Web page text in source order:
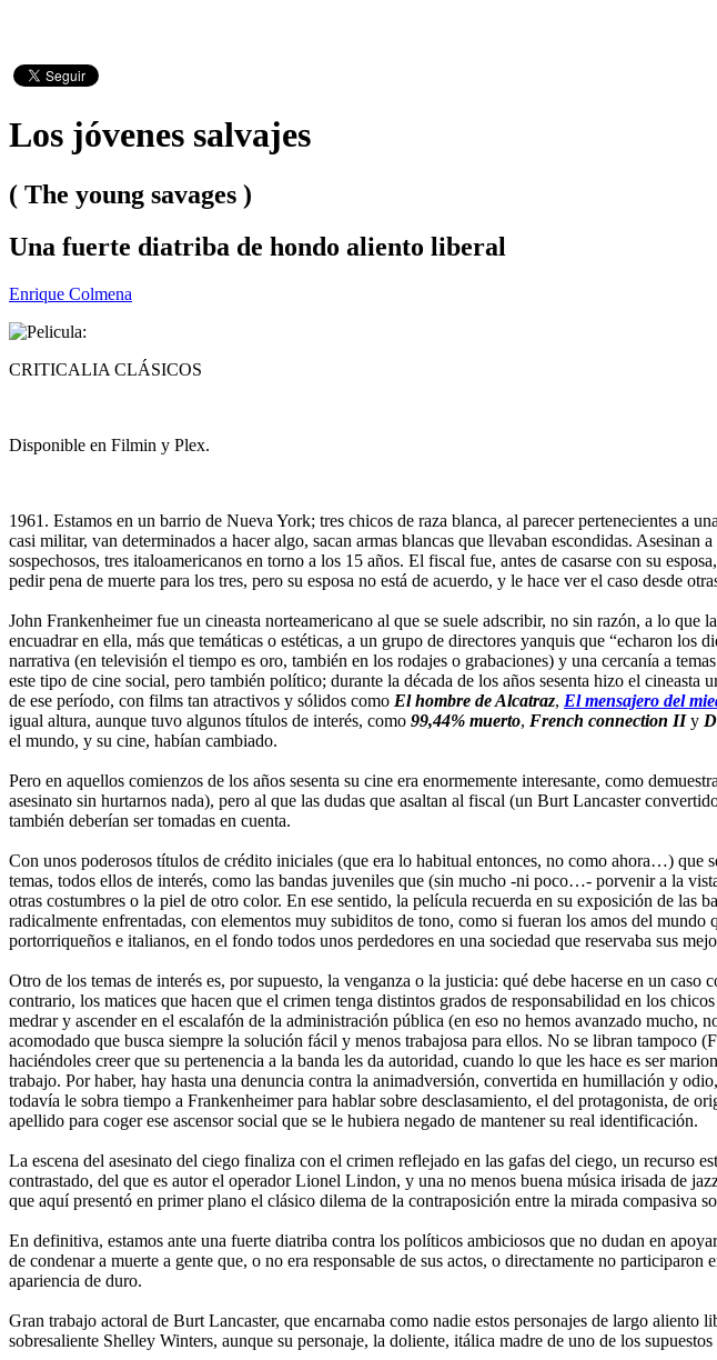
Los jóvenes salvajes
( The young savages )
Una fuerte diatriba de hondo aliento liberal
Enrique Colmena
CRITICALIA CLÁSICOS
Disponible en Filmin y Plex.
1961. Estamos en un barrio de Nueva York; tres chicos de raza blanca, al parecer pertenecientes a
casi militar, van determinados a hacer algo, sacan armas blancas que llevaban escondidas.
sospechosos, tres italoamericanos en torno a los 15 años. El fiscal fue, antes de casarse con su
pedir pena de muerte para los tres, pero su esposa no está de acuerdo, y le hace ver el caso desde
John Frankenheimer fue un cineasta norteamericano al que se suele adscribir, no sin razón, a lo
encuadrar en ella, más que temáticas o estéticas, a un grupo de directores yanquis que “echaron
narrativa (en televisión el tiempo es oro, también en los rodajes o grabaciones) y una cercanía a
este tipo de cine social, pero también político; durante la década de los años sesenta hizo el
de ese período, con films tan atractivos y sólidos como El hombre de Alcatraz, El mensajero del
igual altura, aunque tuvo algunos títulos de interés, como 99,44% muerto, French connection IIy
el mundo, y su cine, habían cambiado.
Pero en aquellos comienzos de los años sesenta su cine era enormemente interesante, como
asesinato sin hurtarnos nada), pero al que las dudas que asaltan al fiscal (un Burt Lancaster
también deberían ser tomadas en cuenta.
Con unos poderosos títulos de crédito iniciales (que era lo habitual entonces, no como ahora…) que
temas, todos ellos de interés, como las bandas juveniles que (sin mucho -ni poco…- porvenir a la
otras costumbres o la piel de otro color. En ese sentido, la película recuerda en su exposición de las
radicalmente enfrentadas, con elementos muy subiditos de tono, como si fueran los amos del
portorriqueños e italianos, en el fondo todos unos perdedores en una sociedad que reservaba sus
Otro de los temas de interés es, por supuesto, la venganza o la justicia: qué debe hacerse en un
contrario, los matices que hacen que el crimen tenga distintos grados de responsabilidad en los
medrar y ascender en el escalafón de la administración pública (en eso no hemos avanzado
acomodado que busca siempre la solución fácil y menos trabajosa para ellos. No se libran
haciéndoles creer que su pertenencia a la banda les da autoridad, cuando lo que les hace es ser
trabajo. Por haber, hay hasta una denuncia contra la animadversión, convertida en humillación y
todavía le sobra tiempo a Frankenheimer para hablar sobre desclasamiento, el del protagonista, de
apellido para coger ese ascensor social que se le hubiera negado de mantener su real identificación.
La escena del asesinato del ciego finaliza con el crimen reflejado en las gafas del ciego, un recurso
contrastado, del que es autor el operador Lionel Lindon, y una no menos buena música irisada de
que aquí presentó en primer plano el clásico dilema de la contraposición entre la mirada compasiva
En definitiva, estamos ante una fuerte diatriba contra los políticos ambiciosos que no dudan en
de condenar a muerte a gente que, o no era responsable de sus actos, o directamente no
apariencia de duro.
Gran trabajo actoral de Burt Lancaster, que encarnaba como nadie estos personajes de largo
sobresaliente Shelley Winters, aunque su personaje, la doliente, itálica madre de uno de los